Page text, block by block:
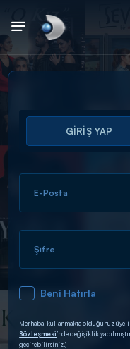
Arama
ARAMA SONUÇLARI
DİĞER SONUÇLAR
GİRİŞ YAP
E-Posta
Şifre
Beni Hatırla
Merhaba, kullanmakta olduğunuz
Sözleşmesi’nde değişiklik
geçirebilirsiniz.)